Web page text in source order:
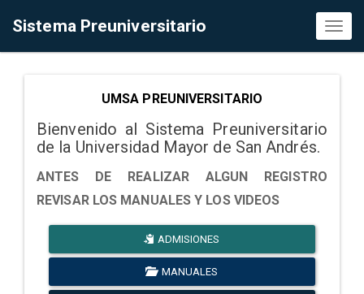
Sistema Preuniversitario
UMSA PREUNIVERSITARIO
Bienvenido al Sistema Preuniversitario
de la Universidad Mayor de San Andrés.
ANTES DE REALIZAR ALGUN REGISTRO
REVISAR LOS MANUALES Y LOS VIDEOS
ADMISIONES
MANUALES